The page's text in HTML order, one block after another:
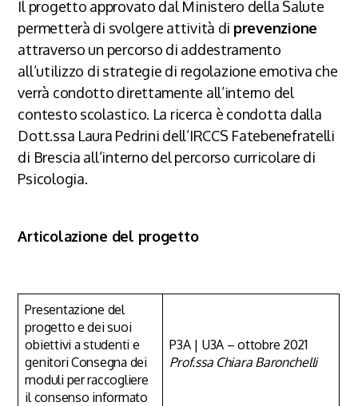
Il progetto approvato dal Ministero della Salute
permetterà di svolgere attività di prevenzione
attraverso un percorso di addestramento
all’utilizzo di strategie di regolazione emotiva che
verrà condotto direttamente all’interno del
contesto scolastico. La ricerca è condotta dalla
Dott.ssa Laura Pedrini dell’IRCCS Fatebenefratelli
di Brescia all’interno del percorso curricolare di
Psicologia.
Articolazione del progetto
Presentazione del
progetto e dei suoi
obiettivi a studenti e
genitori Consegna dei
moduli per raccogliere
il consenso informato
P3A | U3A – ottobre 2021
Prof.ssa Chiara Baronchelli